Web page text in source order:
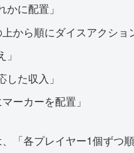
に配置」
上から順にダイスアクシ
した収入」
ーカーを配置」
「各プレイヤー1個ずつ